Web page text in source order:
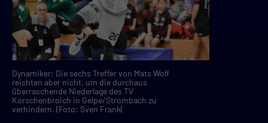
Dynamiker: Die sechs Treffer von Mats Wolf
reichten aber nicht, um die durchaus
überraschende Niederlage des TV
Korschenbroich in Gelpe/Strombach zu
verhindern. (Foto: Sven Frank(